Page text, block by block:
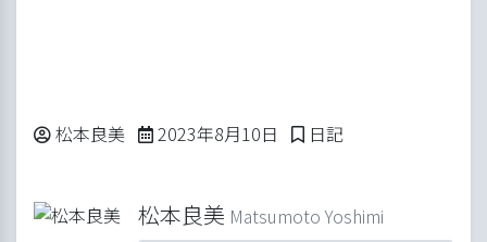
Posted by
松本良美 2023年8月10日 Posted in
日記
松本良美 Matsumoto Yoshimi